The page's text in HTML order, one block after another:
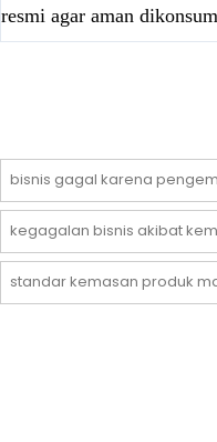
resmi agar aman
bisnis gagal karena
kegagalan bisnis akibat
standar kemasan produk